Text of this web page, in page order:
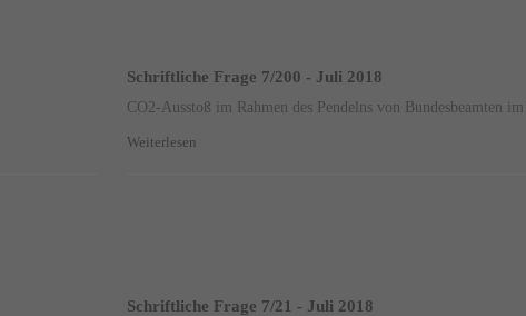
Schriftliche Frage 7/200 - Juli 2018
CO2-Ausstoß im Rahmen des Pendelns von Bundesbeamten
Weiterlesen
Schriftliche Frage 7/21 - Juli 2018